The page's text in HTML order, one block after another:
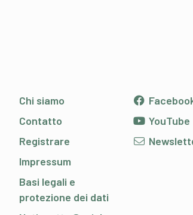
Chi siamo
Contatto
Registrare
Impressum
Basi legali e
protezione dei dati
YouTube